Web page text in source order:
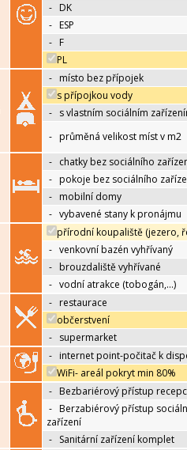
- DK
- ESP
- F
PL
- místo bez přípojek
s přípojkou vody
- s vlastním sociálním
- průměná velikost míst v m2
- chatky bez sociálního
- pokoje bez sociálního
- mobilní domy
- vybavené stany k pronájmu
přírodní koupaliště (jezero,
- venkovní bazén vyhřívaný
- brouzdaliště vyhřívané
- vodní atrakce (tobogán,…)
- restaurace
občerstvení
- supermarket
- internet point-počitač k
WiFi- areál pokryt min 80%
- Bezbariérový přístup
- Berzabiérový přístup
zařízení
- Sanitární zařízení komplet